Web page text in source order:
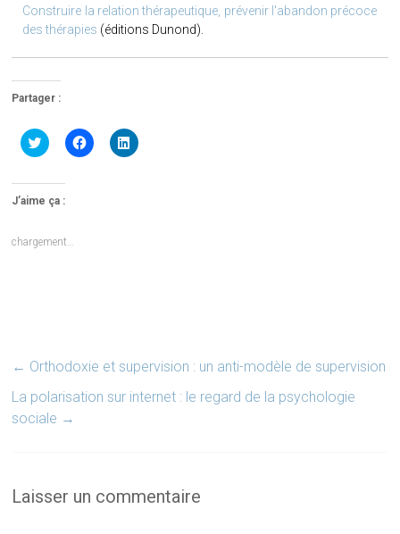
Construire la relation thérapeutique, prévenir l'abandon précoce
des thérapies (éditions Dunond).
Partager :
Cliquez
pour
Twitter(ouvre
dans
une
Cliquez
pour
Cliquez
pour
J’aime ça :
chargement…
← Orthodoxie et supervision : un anti-modèle de supervision
La polarisation sur internet : le regard de la psychologie
sociale →
Laisser un commentaire